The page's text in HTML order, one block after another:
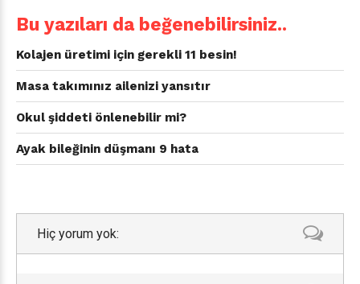
Bu yazıları da beğenebilirsiniz..
Kolajen üretimi için gerekli 11 besin!
Masa takımınız ailenizi yansıtır
Okul şiddeti önlenebilir mi?
Ayak bileğinin düşmanı 9 hata
Hiç yorum yok: